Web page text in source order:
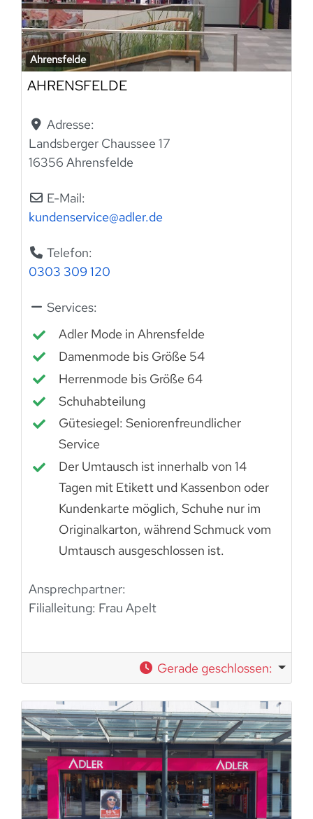
Ahrensfelde
AHRENSFELDE
Adresse:
Landsberger Chaussee 17
16356 Ahrensfelde
E-Mail:
kundenservice@adler.de
Telefon:
0303 309 120
Services:
Adler Mode in Ahrensfelde
Damenmode bis Größe 54
Herrenmode bis Größe 64
Schuhabteilung
Gütesiegel: Seniorenfreundlicher
Service
Der Umtausch ist innerhalb von 14
Tagen mit Etikett und Kassenbon oder
Kundenkarte möglich, Schuhe nur im
Originalkarton, während Schmuck vom
Umtausch ausgeschlossen ist.
Ansprechpartner:
Filialleitung: Frau Apelt
Gerade geschlossen: